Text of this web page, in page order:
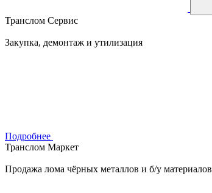
Транслом Сервис
Закупка, демонтаж и утилизация
Подробнее
Транслом Маркет
Продажа лома чёрных металлов и б/у материалов